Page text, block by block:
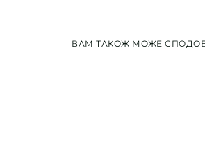
ВАМ ТАКОЖ МОЖЕ